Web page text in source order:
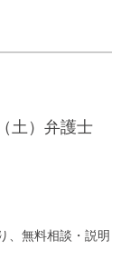
土）弁護士
、無料相談・説明